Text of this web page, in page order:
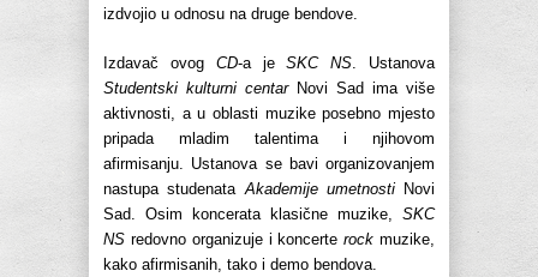
izdvojio u odnosu na druge bendove.
Izdavač ovog CD-a jeSKC NS. Ustanova
Studentski kulturni centarNovi Sad ima više
aktivnosti, a u oblasti muzike posebno mjesto
pripada mladim talentima i njihovom
afirmisanju. Ustanova se bavi organizovanjem
nastupa studenataAkademije umetnostiNovi
Sad. Osim koncerata klasične muzike, SKC
NS redovno organizuje i koncerterock muzike,
kako afirmisanih, tako i demo bendova.